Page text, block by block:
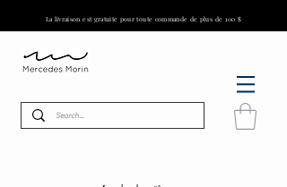
La livraison est gratuite pour toute commande de plus de 100 $